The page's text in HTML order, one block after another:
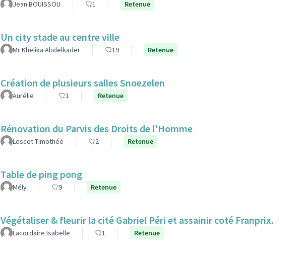
Jean BOUISSOU 1 Retenue
Un city stade au centre ville
Mr Khelika Abdelkader 19 Retenue
Création de plusieurs salles Snoezelen
Aurélie 1 Retenue
Rénovation du Parvis des Droits de l'Homme
Lescot Timothée 2 Retenue
Table de ping pong
Mély 9 Retenue
Végétaliser & fleurir la cité Gabriel Péri et assainir coté Franprix.
Lacordaire Isabelle 1 Retenue